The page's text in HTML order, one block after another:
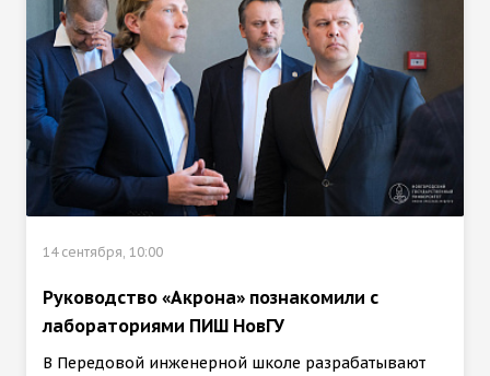
14 сентября, 10:00
Руководство «Акрона» познакомили с
лабораториями ПИШ НовГУ
В Передовой инженерной школе разрабатывают